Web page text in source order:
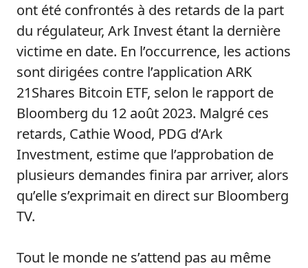
ont été confrontés à des retards de la part
du régulateur, Ark Invest étant la dernière
victime en date. En l’occurrence, les actions
sont dirigées contre l’application ARK
21Shares Bitcoin ETF, selon le rapport de
Bloomberg du 12 août 2023. Malgré ces
retards, Cathie Wood, PDG d’Ark
Investment, estime que l’approbation de
plusieurs demandes finira par arriver, alors
qu’elle s’exprimait en direct sur Bloomberg
TV.
Tout le monde ne s’attend pas au même